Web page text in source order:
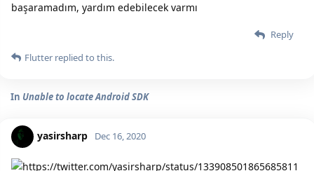
başaramadım, yardım edebilecek varmı
Reply
Flutter replied to this.
In Unable to locate Android SDK
yasirsharp Dec 16, 2020